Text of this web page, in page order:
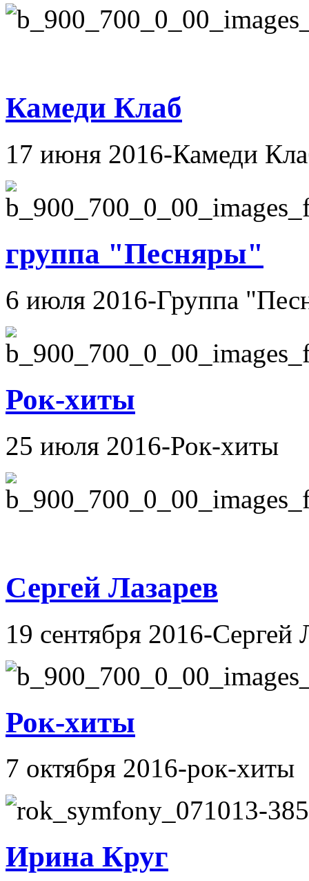
Камеди Клаб
17 июня 2016-Камеди
группа "Песняры"
6 июля 2016-Группа
Рок-хиты
25 июля 2016-Рок-хиты
Сергей Лазарев
19 сентября 2016-Сергей
Рок-хиты
7 октября 2016-рок-хиты
Ирина Круг